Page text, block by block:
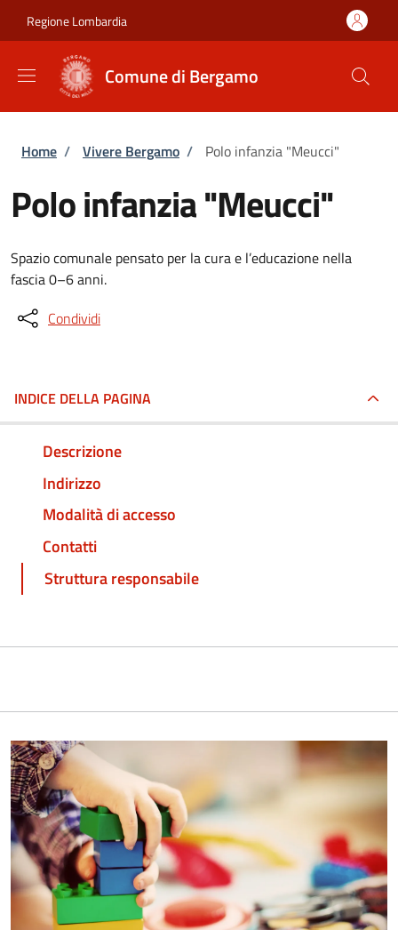
Regione Lombardia
Comune di Bergamo
Briciole di pane
Home / Vivere Bergamo / Polo infanzia "Meucci"
Polo infanzia "Meucci"
Spazio comunale pensato per la cura e l’educazione nella
fascia 0–6 anni.
Condividi
INDICE DELLA PAGINA
Descrizione
Indirizzo
Modalità di accesso
Contatti
Struttura responsabile